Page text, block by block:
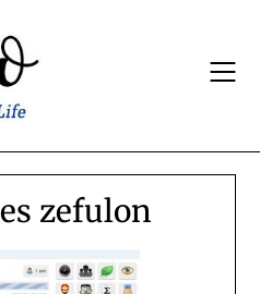
zefulon